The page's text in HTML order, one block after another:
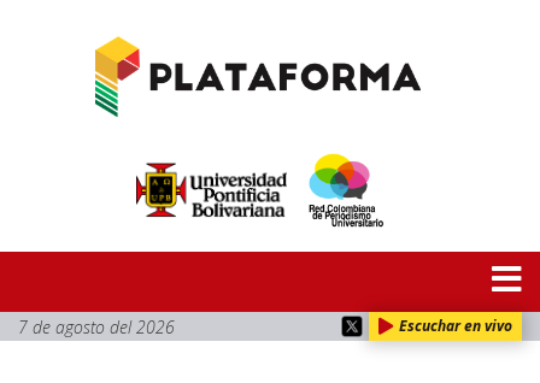
7 de agosto del 2026 Escuchar en vivo